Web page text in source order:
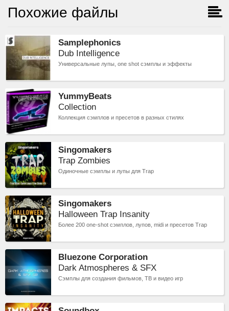
Похожие файлы
Samplephonics
Dub Intelligence
Универсальные лупы, one shot сэмплы и эффекты
YummyBeats
Collection
Коллекция сэмплов и пресетов в разных стилях
Singomakers
Trap Zombies
Одиночные сэмплы и лупы для Trap
Singomakers
Halloween Trap Insanity
Более 200 one-shot сэмплов, лупов, midi и пресетов Trap
Bluezone Corporation
Dark Atmospheres & SFX
Сэмплы для создания фильмов, ТВ и видео игр